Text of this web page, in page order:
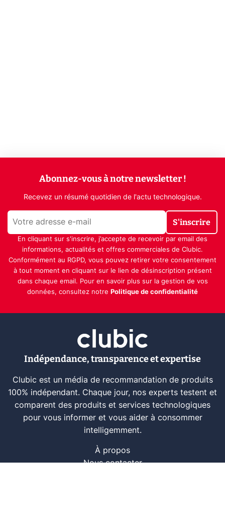
Abonnez-vous à notre newsletter !
Recevez un résumé quotidien de l'actu technologique.
S'inscrire
En cliquant sur s'inscrire, j’accepte de recevoir par email des
informations, actualités et offres commerciales de Clubic.
Conformément au RGPD, vous pouvez retirer votre consentement
à tout moment en cliquant sur le lien de désinscription présent
dans chaque email. Pour en savoir plus sur la gestion de vos
données, consultez notre Politique de confidentialité
Indépendance, transparence et expertise
Clubic est un média de recommandation de produits
100% indépendant. Chaque jour, nos experts testent et
comparent des produits et services technologiques
pour vous informer et vous aider à consommer
intelligemment.
À propos
Nous contacter